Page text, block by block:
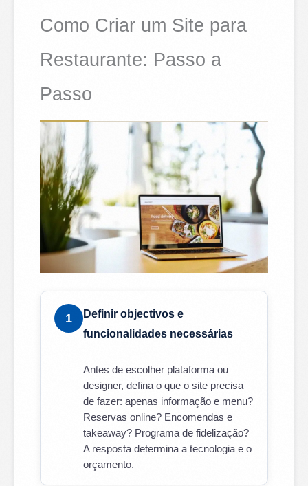
Como Criar um Site para
Restaurante: Passo a
Passo
1
Definir objectivos e
funcionalidades necessárias
Antes de escolher plataforma ou
designer, defina o que o site precisa
de fazer: apenas informação e menu?
Reservas online? Encomendas e
takeaway? Programa de fidelização?
A resposta determina a tecnologia e o
orçamento.